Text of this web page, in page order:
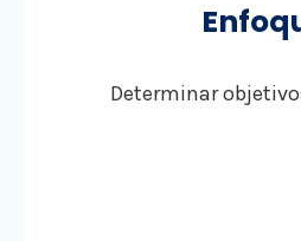
Determinar